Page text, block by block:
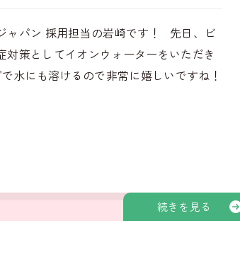
ャパン 採用担当の岩崎です！ 先日、ビ
対策としてイオンウォーターをいただき
水にも溶けるので非常に嬉しいですね！
続きを見る